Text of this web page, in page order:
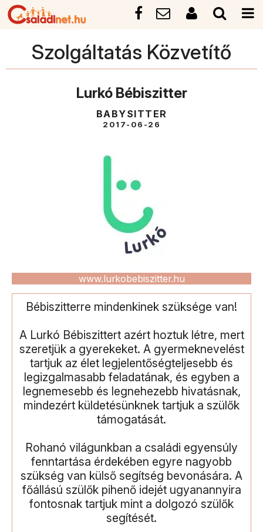
Szolgáltatás Közvetítő
Lurkó Bébiszitter
BABYSITTER
2017-06-26
www.lurkobebiszitter.hu
Bébiszitterre mindenkinek szüksége van!
A Lurkó Bébiszittert azért hoztuk létre, mert
szeretjük a gyerekeket. A gyermeknevelést
tartjuk az élet legjelentőségteljesebb és
legizgalmasabb feladatának, és egyben a
legnemesebb és legnehezebb hivatásnak,
mindezért küldetésünknek tartjuk a szülők
támogatását.
Rohanó világunkban a családi egyensúly
fenntartása érdekében egyre nagyobb
szükség van külső segítség bevonására. A
főállású szülők pihenő idejét ugyanannyira
fontosnak tartjuk mint a dolgozó szülők
segítését.